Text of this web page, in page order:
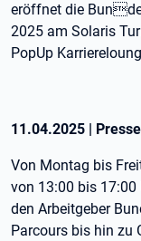
eröffnet die
2025 am Solaris
PopUp
11.04.2025 |
Von Montag bis
von 13:00 bis 17:00
den Arbeitgeber
Parcours bis hin zu